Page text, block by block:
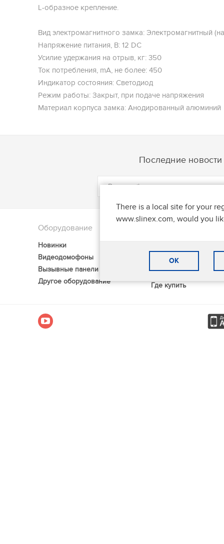
L-образное крепление.
Вид электромагнитного замка: Электромагнитный
Напряжение питания, В: 12 DC
Усилие удержания на отрыв, кг: 350
Ток потребления, mA, не более: 450
Индикатор состояния: Светодиод
Режим работы: Закрыт, при подаче напряжения
Материал корпуса замка: Анодированный алюминий
There is a local site for your
www.slinex.com, would you
OK
Последние
Оборудование
Новинки
Видеодомофоны
Вызывные панели
Другое оборудование
Статьи
Контакты
Где купить